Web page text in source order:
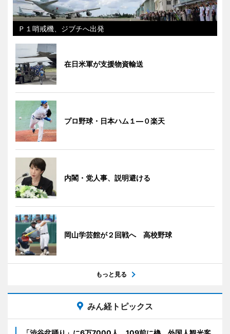
Ｐ１哨戒機、ジブチへ出発
在日米軍が支援物資輸送
プロ野球・日本ハム１―０楽天
内閣・党人事、説明避ける
岡山学芸館が２回戦へ 高校野球
もっと見る
みん経トピックス